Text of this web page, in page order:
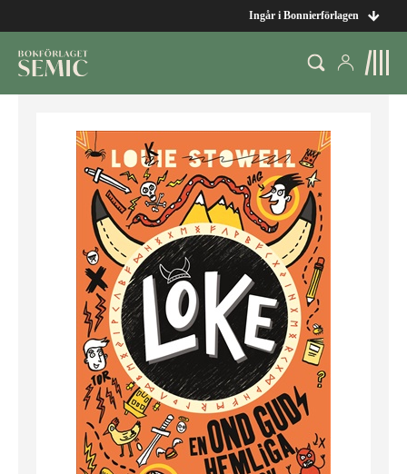
Ingår i Bonnierförlagen